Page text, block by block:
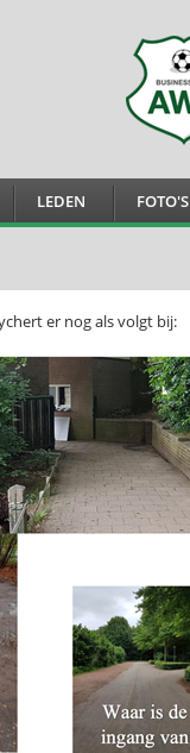
LEDEN FOTO'S
er nog als volgt bij: